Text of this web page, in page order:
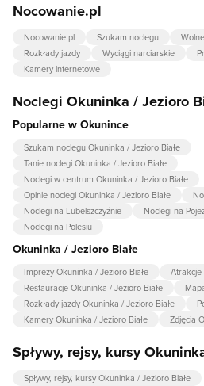
Nocowanie.pl
Nocowanie.pl Szukam noclegu
Rozkłady jazdy
Wyciągi narciarskie
Kamery internetowe
Noclegi Okuninka / Jezioro
Popularne w Okunince
Szukam noclegu Okuninka / Jezioro Białe
Tanie noclegi Okuninka / Jezioro Białe
Noclegi w centrum Okuninka / Jezioro Białe
Opinie noclegi Okuninka / Jezioro Białe
Noclegi na Lubelszczyźnie
Noclegi na
Noclegi na Polesiu
Okuninka / Jezioro Białe
Imprezy Okuninka / Jezioro Białe
Atrakcje
Restauracje Okuninka / Jezioro Białe
Rozkłady jazdy Okuninka / Jezioro Białe
Kamery Okuninka / Jezioro Białe
Zdjęcia
Spływy, rejsy, kursy
Spływy, rejsy, kursy Okuninka / Jezioro Białe